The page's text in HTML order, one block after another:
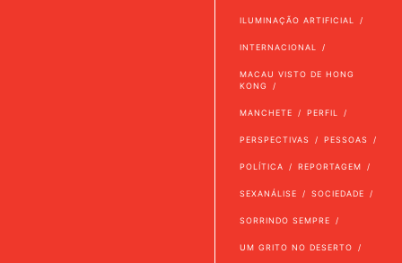
ILUMINAÇÃO ARTIFICIAL
INTERNACIONAL
MACAU VISTO DE HONG
KONG
MANCHETE PERFIL
PERSPECTIVAS PESSOAS
POLÍTICA REPORTAGEM
SEXANÁLISE SOCIEDADE
SORRINDO SEMPRE
UM GRITO NO DESERTO